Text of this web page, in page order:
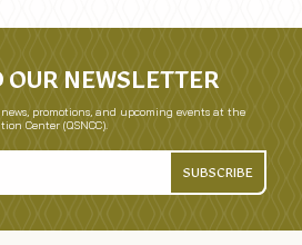
OUR NEWSLETTER
promotions, and upcoming events at the
Center (QSNCC).
SUBSCRIBE